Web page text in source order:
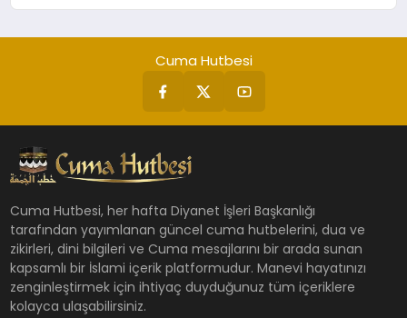
Cuma Hutbesi
Cuma Hutbesi, her hafta Diyanet İşleri Başkanlığı
tarafından yayımlanan güncel cuma hutbelerini, dua ve
zikirleri, dini bilgileri ve Cuma mesajlarını bir arada sunan
kapsamlı bir İslami içerik platformudur. Manevi hayatınızı
zenginleştirmek için ihtiyaç duyduğunuz tüm içeriklere
kolayca ulaşabilirsiniz.